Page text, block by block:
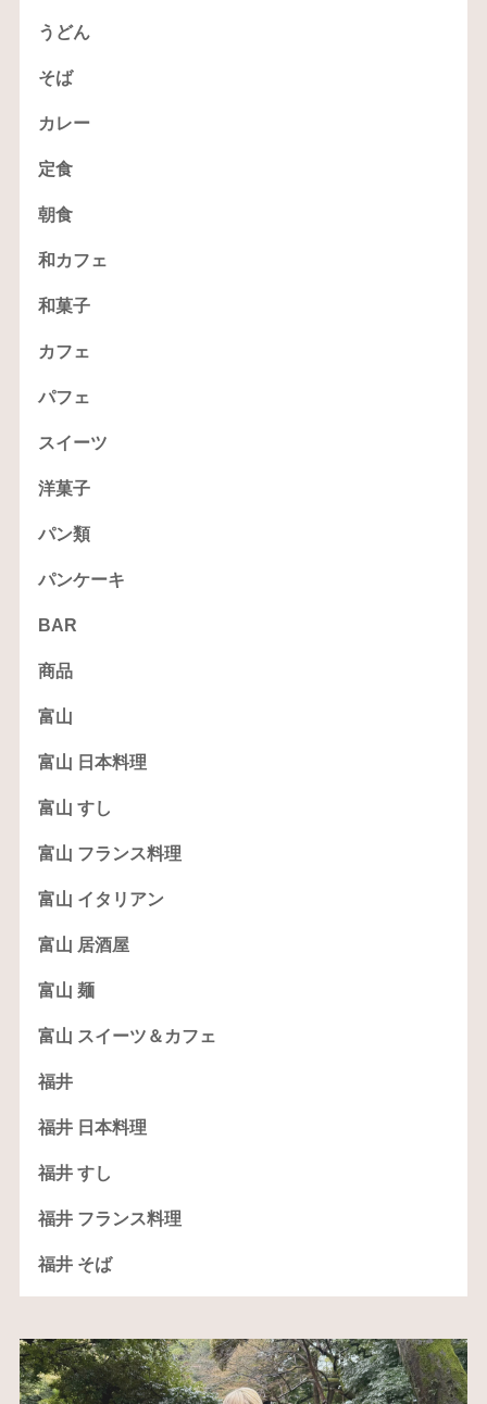
うどん
そば
カレー
定食
朝食
和カフェ
和菓子
カフェ
パフェ
スイーツ
洋菓子
パン類
パンケーキ
BAR
商品
富山
富山 日本料理
富山 すし
富山 フランス料理
富山 イタリアン
富山 居酒屋
富山 麺
富山 スイーツ＆カフェ
福井
福井 日本料理
福井 すし
福井 フランス料理
福井 そば